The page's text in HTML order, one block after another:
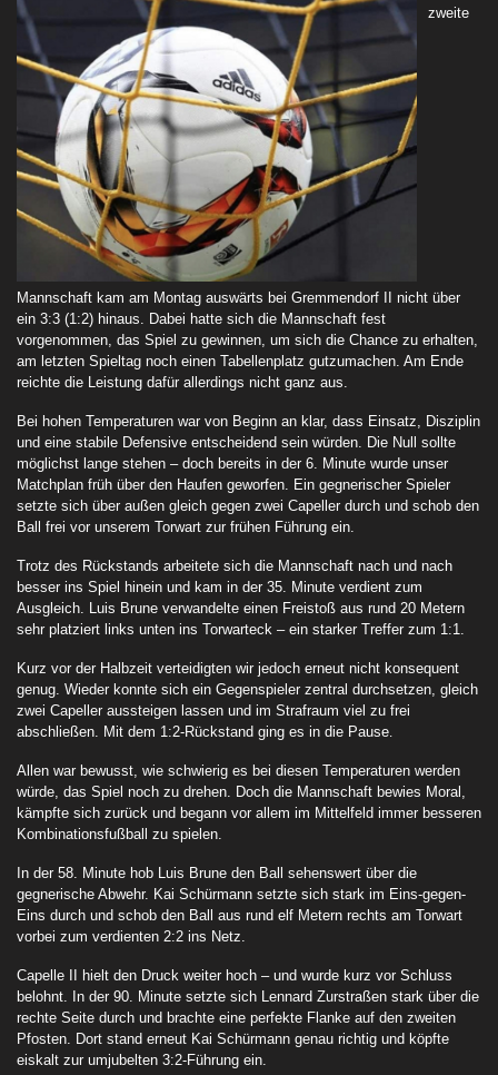
zweite
Mannschaft kam am Montag auswärts bei Gremmendorf II nicht über
ein 3:3 (1:2) hinaus. Dabei hatte sich die Mannschaft fest
vorgenommen, das Spiel zu gewinnen, um sich die Chance zu erhalten,
am letzten Spieltag noch einen Tabellenplatz gutzumachen. Am Ende
reichte die Leistung dafür allerdings nicht ganz aus.
Bei hohen Temperaturen war von Beginn an klar, dass Einsatz, Disziplin
und eine stabile Defensive entscheidend sein würden. Die Null sollte
möglichst lange stehen – doch bereits in der 6. Minute wurde unser
Matchplan früh über den Haufen geworfen. Ein gegnerischer Spieler
setzte sich über außen gleich gegen zwei Capeller durch und schob den
Ball frei vor unserem Torwart zur frühen Führung ein.
Trotz des Rückstands arbeitete sich die Mannschaft nach und nach
besser ins Spiel hinein und kam in der 35. Minute verdient zum
Ausgleich. Luis Brune verwandelte einen Freistoß aus rund 20 Metern
sehr platziert links unten ins Torwarteck – ein starker Treffer zum 1:1.
Kurz vor der Halbzeit verteidigten wir jedoch erneut nicht konsequent
genug. Wieder konnte sich ein Gegenspieler zentral durchsetzen, gleich
zwei Capeller aussteigen lassen und im Strafraum viel zu frei
abschließen. Mit dem 1:2-Rückstand ging es in die Pause.
Allen war bewusst, wie schwierig es bei diesen Temperaturen werden
würde, das Spiel noch zu drehen. Doch die Mannschaft bewies Moral,
kämpfte sich zurück und begann vor allem im Mittelfeld immer besseren
Kombinationsfußball zu spielen.
In der 58. Minute hob Luis Brune den Ball sehenswert über die
gegnerische Abwehr. Kai Schürmann setzte sich stark im Eins-gegen-
Eins durch und schob den Ball aus rund elf Metern rechts am Torwart
vorbei zum verdienten 2:2 ins Netz.
Capelle II hielt den Druck weiter hoch – und wurde kurz vor Schluss
belohnt. In der 90. Minute setzte sich Lennard Zurstraßen stark über die
rechte Seite durch und brachte eine perfekte Flanke auf den zweiten
Pfosten. Dort stand erneut Kai Schürmann genau richtig und köpfte
eiskalt zur umjubelten 3:2-Führung ein.